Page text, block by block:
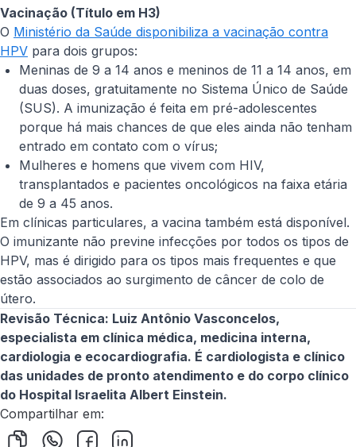
Vacinação (Título em H3)
O Ministério da Saúde disponibiliza a vacinação contra
HPV para dois grupos:
Meninas de 9 a 14 anos e meninos de 11 a 14 anos, em
duas doses, gratuitamente no Sistema Único de Saúde
(SUS). A imunização é feita em pré-adolescentes
porque há mais chances de que eles ainda não tenham
entrado em contato com o vírus;
Mulheres e homens que vivem com HIV,
transplantados e pacientes oncológicos na faixa etária
de 9 a 45 anos.
Em clínicas particulares, a vacina também está disponível.
O imunizante não previne infecções por todos os tipos de
HPV, mas é dirigido para os tipos mais frequentes e que
estão associados ao surgimento de câncer de colo de
útero.
Revisão Técnica: Luiz Antônio Vasconcelos,
especialista em clínica médica, medicina interna,
cardiologia e ecocardiografia. É cardiologista e clínico
das unidades de pronto atendimento e do corpo clínico
do Hospital Israelita Albert Einstein.
Compartilhar em: